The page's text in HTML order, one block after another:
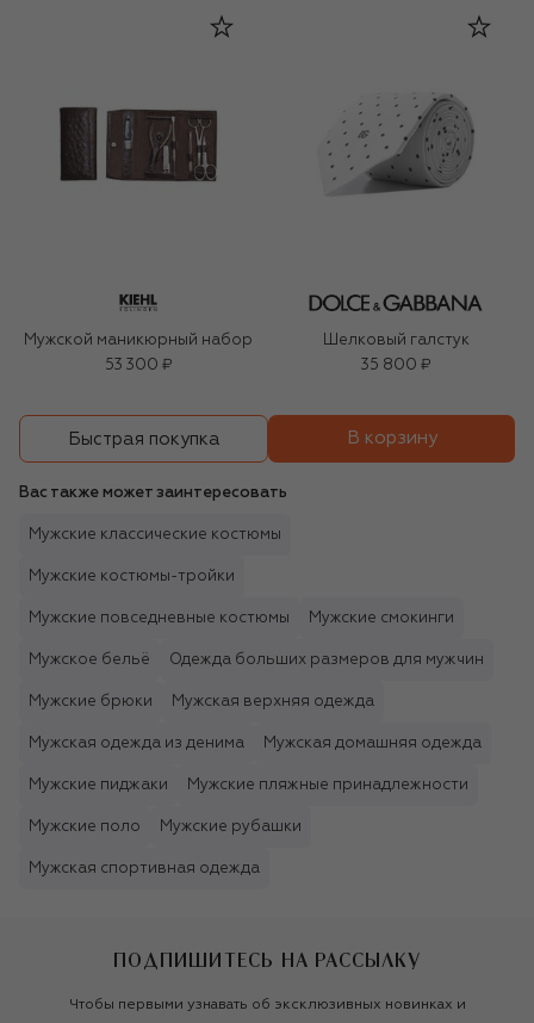
Мужской маникюрный набор
53 300 ₽
Шелковый галстук
35 800 ₽
Быстрая покупка В корзину
Вас также может заинтересовать
Мужские классические костюмы
Мужские костюмы-тройки
Мужские повседневные костюмы Мужские смокинги
Мужское бельё Одежда больших размеров для мужчин
Мужские брюки Мужская верхняя одежда
Мужская одежда из денима Мужская домашняя одежда
Мужские пиджаки Мужские пляжные принадлежности
Мужские поло Мужские рубашки
Мужская спортивная одежда
ПОДПИШИТЕСЬ НА РАССЫЛКУ
Чтобы первыми узнавать об эксклюзивных новинках и